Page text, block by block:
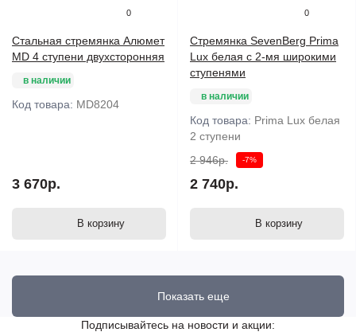
0
Стальная стремянка Алюмет
MD 4 ступени двухсторонняя
в наличии
Код товара: MD8204
3 670р.
В корзину
0
Стремянка SevenBerg Prima
Lux белая с 2-мя широкими
ступенями
в наличии
Код товара: Prima Lux белая
2 ступени
2 946р.
-7%
2 740р.
В корзину
Показать еще
Подписывайтесь на новости и акции: